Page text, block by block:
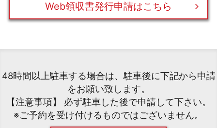
Web領収書発行申請はこちら
48時間以上駐車する場合は、駐車後に下記から申請
をお願い致します。
【注意事項】 必ず駐車した後で申請して下さい。
※ご予約を受け付けるものではございません。